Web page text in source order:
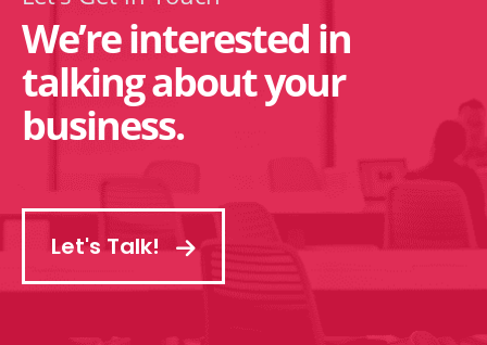
We’re interested in
talking about your
business.
Let's Talk!